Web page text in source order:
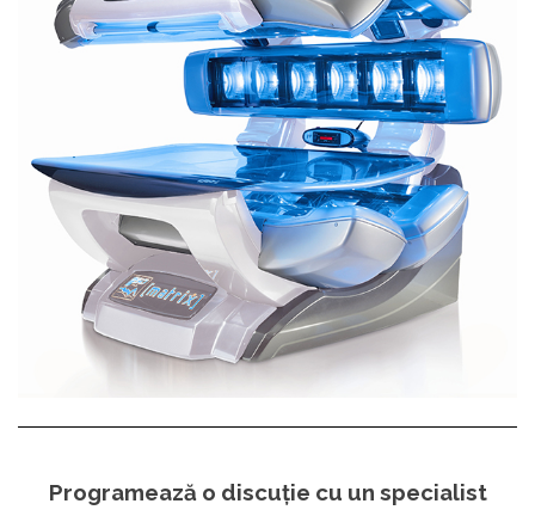
Programează o discuție cu un specialist